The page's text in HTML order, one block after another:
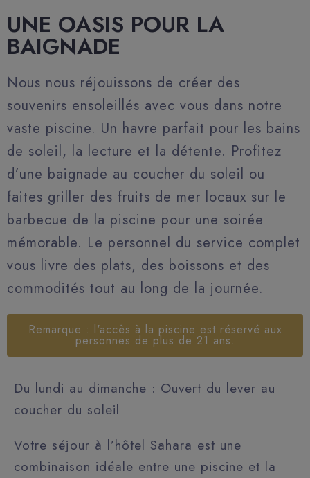
UNE OASIS POUR LA
BAIGNADE
Nous nous réjouissons de créer des
souvenirs ensoleillés avec vous dans notre
vaste piscine. Un havre parfait pour les bains
de soleil, la lecture et la détente. Profitez
d’une baignade au coucher du soleil ou
faites griller des fruits de mer locaux sur le
barbecue de la piscine pour une soirée
mémorable. Le personnel du service complet
vous livre des plats, des boissons et des
commodités tout au long de la journée.
Remarque : l'accès à la piscine est réservé aux
personnes de plus de 21 ans.
Du lundi au dimanche : Ouvert du lever au
coucher du soleil
Votre séjour à l’hôtel Sahara est une
combinaison idéale entre une piscine et la